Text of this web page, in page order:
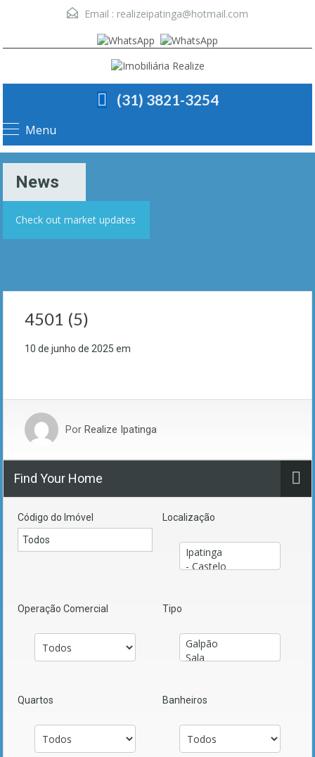
Email : realizeipatinga@hotmail.com
(31) 3821-3254
Menu
News
Check out market updates
4501 (5)
10 de junho de 2025 em
Por Realize Ipatinga
Find Your Home
Código do Imóvel Localização
Operação Comercial Tipo
Quartos Banheiros